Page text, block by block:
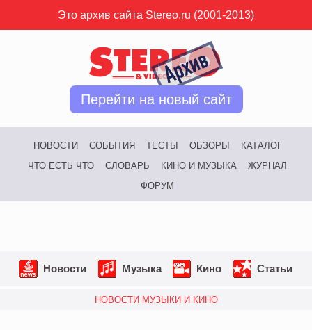
Это архив сайта Stereo.ru (2001-2013)
Перейти на новый сайт
НОВОСТИ СОБЫТИЯ ТЕСТЫ ОБЗОРЫ
КАТАЛОГ
ЧТО ЕСТЬ ЧТО
СЛОВАРЬ КИНО И МУЗЫКА
ЖУРНАЛ
ФОРУМ
Новости Музыка Кино Статьи
НОВОСТИ МУЗЫКИ И КИНО